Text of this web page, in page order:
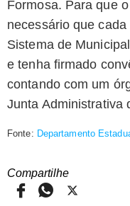
Formosa. Para que
necessário que
Sistema de
e tenha firmado
contando com um
Junta Administrativa
Fonte: Departamento
Compartilhe